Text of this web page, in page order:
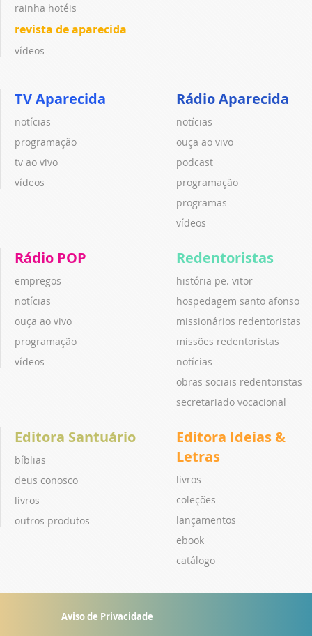
rainha hotéis
revista de aparecida
vídeos
TV Aparecida
notícias
programação
tv ao vivo
vídeos
Rádio Aparecida
notícias
ouça ao vivo
podcast
programação
programas
vídeos
Rádio POP
empregos
notícias
ouça ao vivo
programação
vídeos
Redentoristas
história pe. vitor
hospedagem santo afonso
missionários redentoristas
missões redentoristas
notícias
obras sociais redentoristas
secretariado vocacional
Editora Santuário
bíblias
deus conosco
livros
outros produtos
Editora Ideias &
Letras
livros
coleções
lançamentos
ebook
catálogo
Aviso de Privacidade